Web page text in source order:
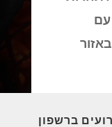
עם
ברשפון